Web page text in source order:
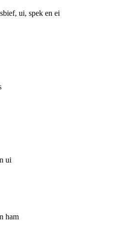
ui, spek en ei
ui
ham